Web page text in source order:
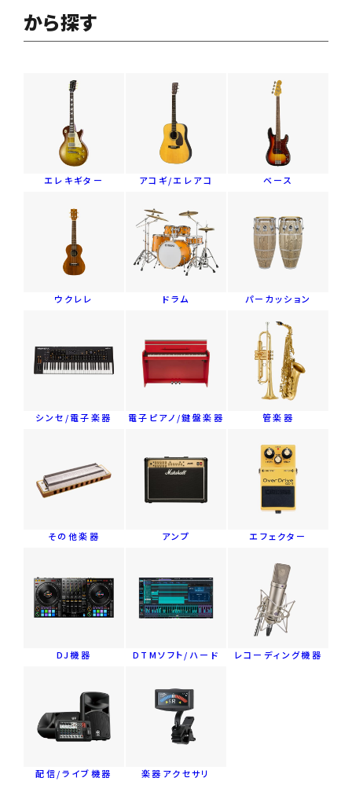
から探す
エレキギター アコギ/エレアコ ベース
ウクレレ ドラム パーカッション
シンセ/電子楽器 電子ピアノ/鍵盤楽器 管楽器
その他楽器 アンプ エフェクター
DJ機器 DTMソフト/ハード レコーディング機器
配信/ライブ機器 楽器アクセサリ